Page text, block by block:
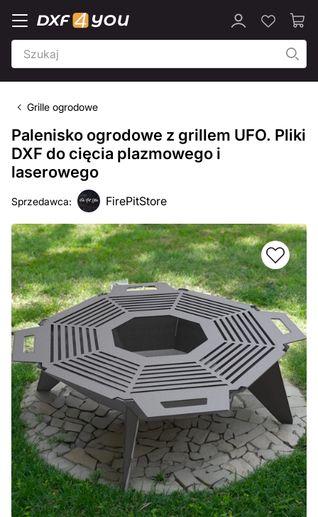
Grille ogrodowe
Palenisko ogrodowe z grillem UFO. Pliki
DXF do cięcia plazmowego i
laserowego
Sprzedawca: FirePitStore